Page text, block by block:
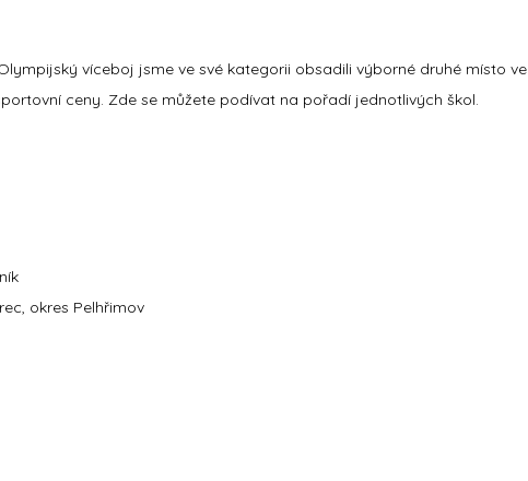
víceboj jsme ve své kategorii obsadili výborné druhé místo ve
ceny. Zde se můžete podívat na pořadí jednotlivých škol.
okres Pelhřimov